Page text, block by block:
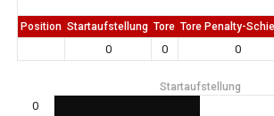
Position Startaufstellung Tore Tore Penalty-
0 0 0
Startaufstellung
0